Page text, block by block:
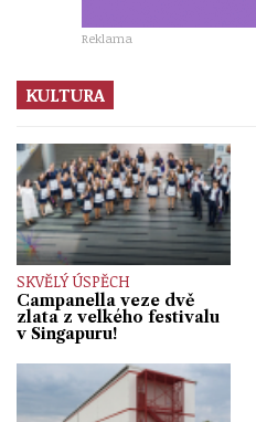
Reklama
KULTURA
SKVĚLÝ ÚSPĚCH
Campanella veze dvě
zlata z velkého festivalu
v Singapuru!